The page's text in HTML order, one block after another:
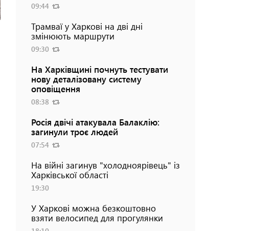
09:44
Трамваї у Харкові на дві дні
змінюють маршрути
09:30
На Харківщині почнуть тестувати
нову деталізовану систему
оповіщення
08:38
Росія двічі атакувала Балаклію:
загинули троє людей
07:54
На війні загинув "холодноярівець" із
Харківської області
19:30
У Харкові можна безкоштовно
взяти велосипед для прогулянки